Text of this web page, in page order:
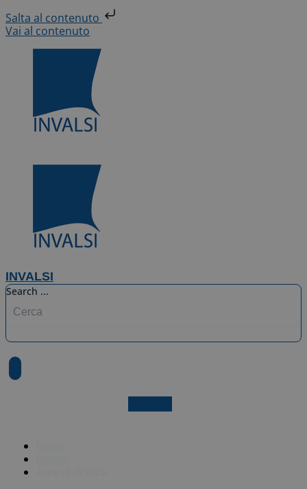
Salta al contenuto
Vai al contenuto
INVALSI
Search ...